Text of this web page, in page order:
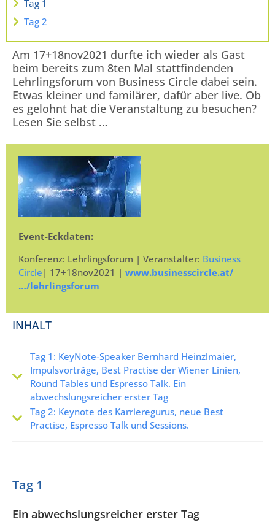
Tag 1
Tag 2
Am 17+18nov2021 durfte ich wieder als Gast
beim bereits zum 8ten Mal stattfindenden
Lehrlingsforum von Business Circle dabei sein.
Etwas kleiner und familärer, dafür aber live. Ob
es gelohnt hat die Veranstaltung zu besuchen?
Lesen Sie selbst …
Event-Eckdaten:
Konferenz: Lehrlingsforum | Veranstalter: Business
Circle | 17+18nov2021 | www.businesscircle.at/
…/lehrlingsforum
INHALT
Tag 1: KeyNote-Speaker Bernhard Heinzlmaier,
Impulsvorträge, Best Practise der Wiener Linien,
Round Tables und Espresso Talk. Ein
abwechslungsreicher erster Tag
Tag 2: Keynote des Karrieregurus, neue Best
Practise, Espresso Talk und Sessions.
Tag 1
Ein abwechslungsreicher erster Tag